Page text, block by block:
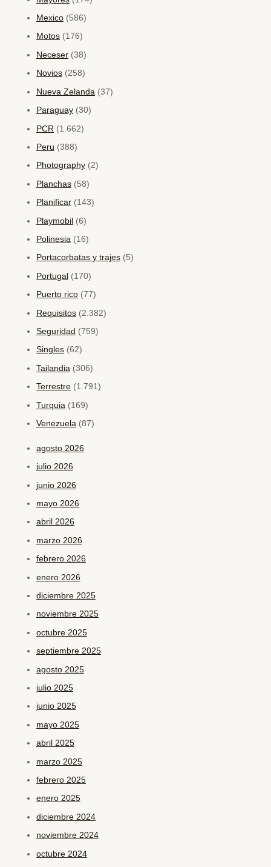
Mexico (586)
Motos (176)
Neceser (38)
Novios (258)
Nueva Zelanda (37)
Paraguay (30)
PCR (1.662)
Peru (388)
Photography (2)
Planchas (58)
Planificar (143)
Playmobil (6)
Polinesia (16)
Portacorbatas y trajes (5)
Portugal (170)
Puerto rico (77)
Requisitos (2.382)
Seguridad (759)
Singles (62)
Tailandia (306)
Terrestre (1.791)
Turquia (169)
Venezuela (87)
agosto 2026
julio 2026
junio 2026
mayo 2026
abril 2026
marzo 2026
febrero 2026
enero 2026
diciembre 2025
noviembre 2025
octubre 2025
septiembre 2025
agosto 2025
julio 2025
junio 2025
mayo 2025
abril 2025
marzo 2025
febrero 2025
enero 2025
diciembre 2024
noviembre 2024
octubre 2024